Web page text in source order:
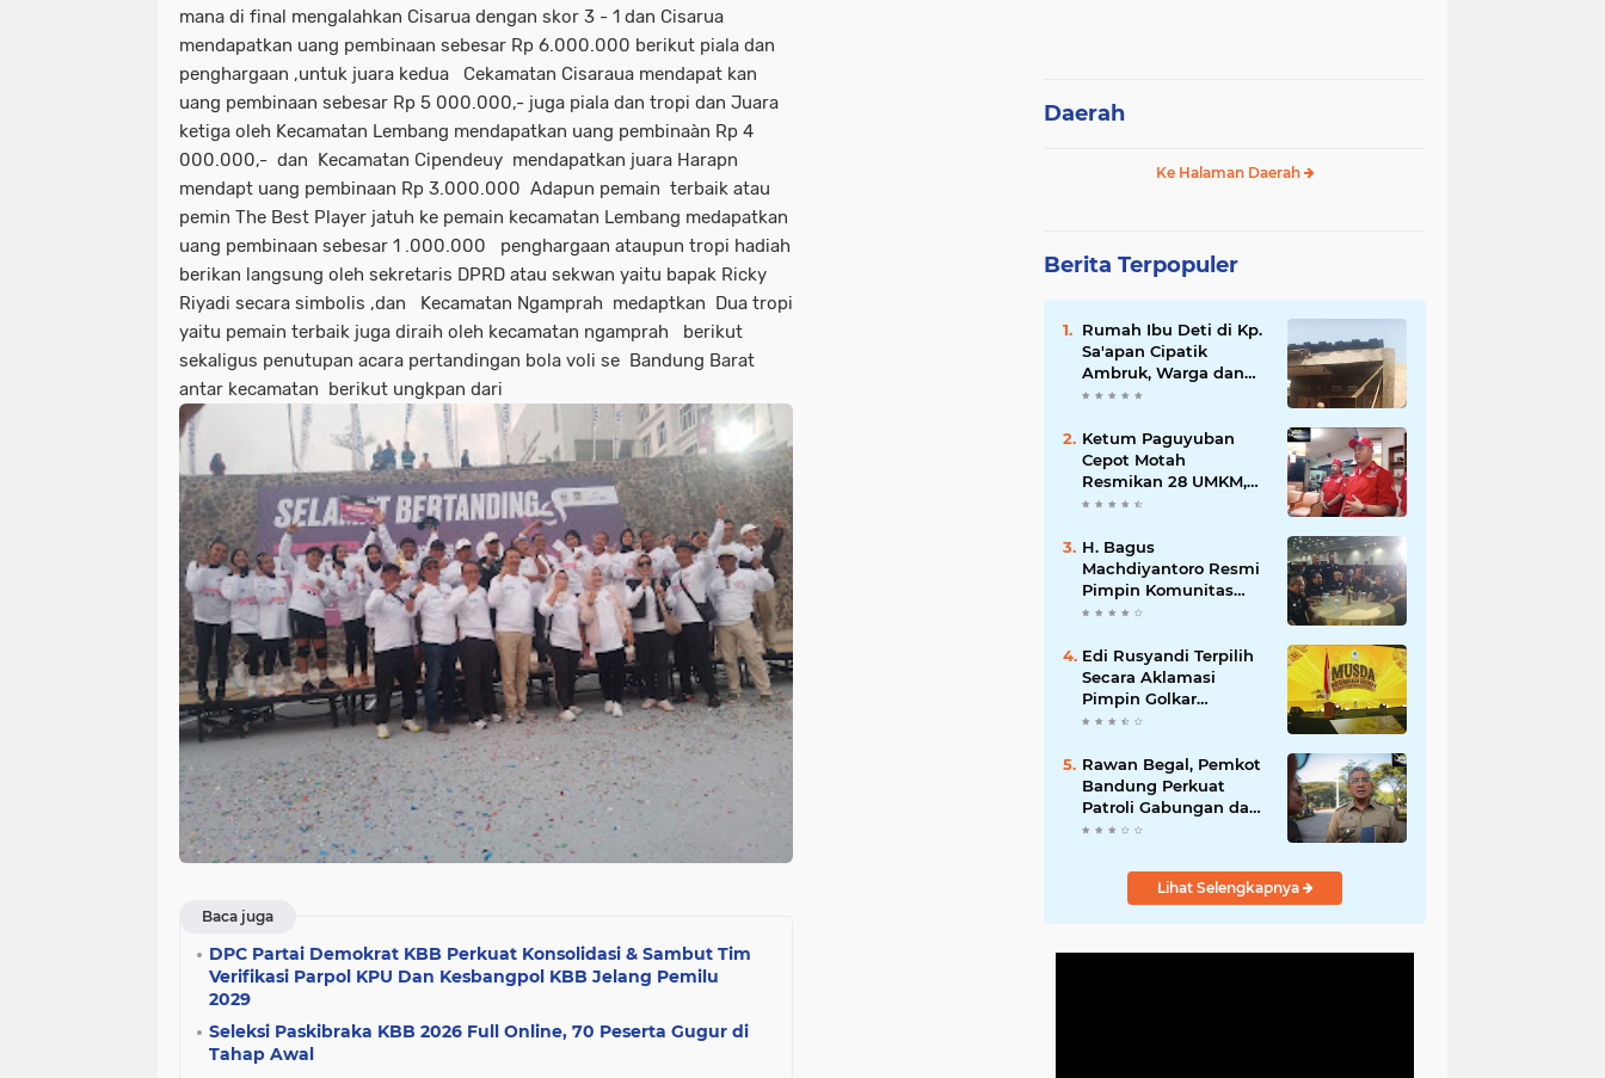
mana di final mengalahkan Cisarua dengan skor 3 - 1 dan Cisarua
mendapatkan uang pembinaan sebesar Rp 6.000.000 berikut piala dan
penghargaan ,untuk juara kedua Cekamatan Cisaraua mendapat kan
uang pembinaan sebesar Rp 5 000.000,- juga piala dan tropi dan Juara
ketiga oleh Kecamatan Lembang mendapatkan uang pembinaàn Rp 4
000.000,- dan Kecamatan Cipendeuy mendapatkan juara Harapn
mendapt uang pembinaan Rp 3.000.000 Adapun pemain terbaik atau
pemin The Best Player jatuh ke pemain kecamatan Lembang medapatkan
uang pembinaan sebesar 1 .000.000 penghargaan ataupun tropi hadiah
berikan langsung oleh sekretaris DPRD atau sekwan yaitu bapak Ricky
Riyadi secara simbolis ,dan Kecamatan Ngamprah medaptkan Dua tropi
yaitu pemain terbaik juga diraih oleh kecamatan ngamprah berikut
sekaligus penutupan acara pertandingan bola voli se Bandung Barat
antar kecamatan berikut ungkpan dari
Baca juga
DPC Partai Demokrat KBB Perkuat Konsolidasi & Sambut Tim
Verifikasi Parpol KPU Dan Kesbangpol KBB Jelang Pemilu
2029
Seleksi Paskibraka KBB 2026 Full Online, 70 Peserta Gugur di
Tahap Awal
Daerah
Ke Halaman Daerah
Berita Terpopuler
Rumah Ibu Deti di Kp.
Sa'apan Cipatik
Ambruk, Warga dan
Pemdes Sigap Bantu
Ketum Paguyuban
Cepot Motah
Resmikan 28 UMKM,
Siap Gelar Festival
Jalan Braga
H. Bagus
Machdiyantoro Resmi
Pimpin Komunitas
BBC Periode 2026–
Solidaritas dan
Hadirkan Program
Nyata untuk
Masyarakat
Edi Rusyandi Terpilih
Secara Aklamasi
Pimpin Golkar
Bandung Barat,
Kepemimpinan
Harmonis "Turun
Ranjang"
Rawan Begal, Pemkot
Bandung Perkuat
Patroli Gabungan dan
Pengawasan Digital
Lihat Selengkapnya